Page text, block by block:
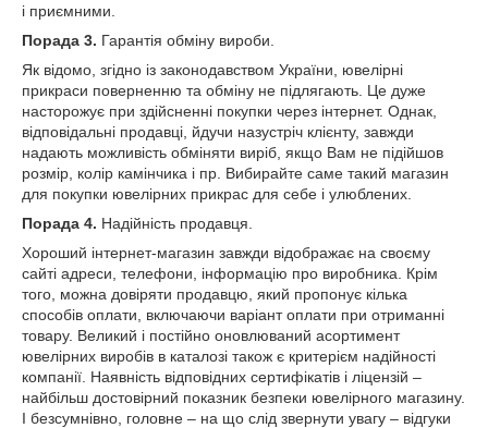
і приємними.
Порада 3. Гарантія обміну вироби.
Як відомо, згідно із законодавством України, ювелірні
прикраси поверненню та обміну не підлягають. Це дуже
насторожує при здійсненні покупки через інтернет. Однак,
відповідальні продавці, йдучи назустріч клієнту, завжди
надають можливість обміняти виріб, якщо Вам не підійшов
розмір, колір камінчика і пр. Вибирайте саме такий магазин
для покупки ювелірних прикрас для себе і улюблених.
Порада 4. Надійність продавця.
Хороший інтернет-магазин завжди відображає на своєму
сайті адреси, телефони, інформацію про виробника. Крім
того, можна довіряти продавцю, який пропонує кілька
способів оплати, включаючи варіант оплати при отриманні
товару. Великий і постійно оновлюваний асортимент
ювелірних виробів в каталозі також є критерієм надійності
компанії. Наявність відповідних сертифікатів і ліцензій –
найбільш достовірний показник безпеки ювелірного магазину.
І безсумнівно, головне – на що слід звернути увагу – відгуки